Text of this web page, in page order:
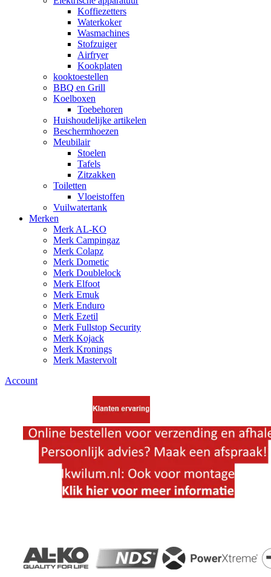
Koffiezetters
Waterkoker
Wasmachines
Stofzuiger
Airfryer
Kookplaten
kooktoestellen
BBQ en Grill
Koelboxen
Toebehoren
Huishoudelijke artikelen
Beschermhoezen
Meubilair
Stoelen
Tafels
Zitzakken
Toiletten
Vloeistoffen
Vuilwatertank
Merken
Merk AL-KO
Merk Campingaz
Merk Colapz
Merk Dometic
Merk Doublelock
Merk Elfoot
Merk Emuk
Merk Enduro
Merk Ezetil
Merk Fullstop Security
Merk Kojack
Merk Kronings
Merk Mastervolt
Account